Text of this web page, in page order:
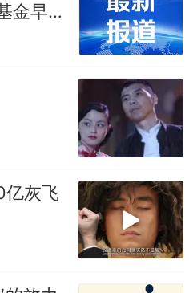
金早
亿灰飞